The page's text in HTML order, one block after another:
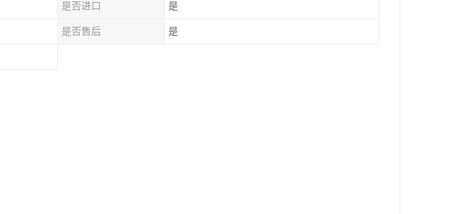
是否进口 是
是否售后 是